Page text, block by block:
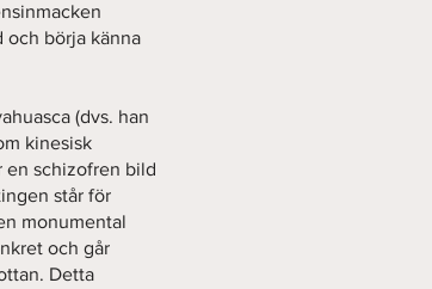
och börja känna
(dvs. han
kinesisk
en schizofren bild
står för
monumental
och går
Detta